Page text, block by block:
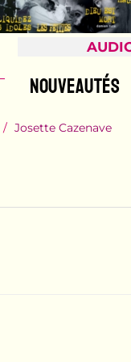
NOUVEAUTÉS
Josette Cazenave